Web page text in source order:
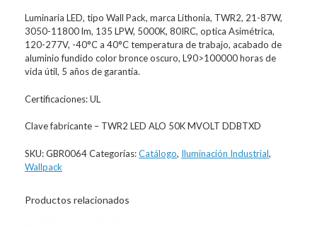
Luminaria LED, tipo Wall Pack, marca Lithonia, TWR2, 21-87W,
3050-11800 lm, 135 LPW, 5000K, 80IRC, optica Asimétrica,
120-277V, -40°C a 40°C temperatura de trabajo, acabado de
aluminio fundido color bronce oscuro, L90>100000 horas de
vida útil, 5 años de garantía.
Certificaciones: UL
Clave fabricante – TWR2 LED ALO 50K MVOLT DDBTXD
SKU:GBR0064Categorías:Catálogo, Iluminación Industrial,
Wallpack
Productos relacionados